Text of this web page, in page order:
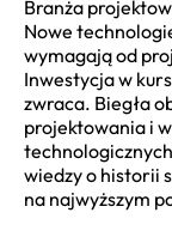
Branża
Nowe
wymagają od
Inwestycja w
zwraca. Biegła
projektowania i
wiedzy o historii
na najwyższym